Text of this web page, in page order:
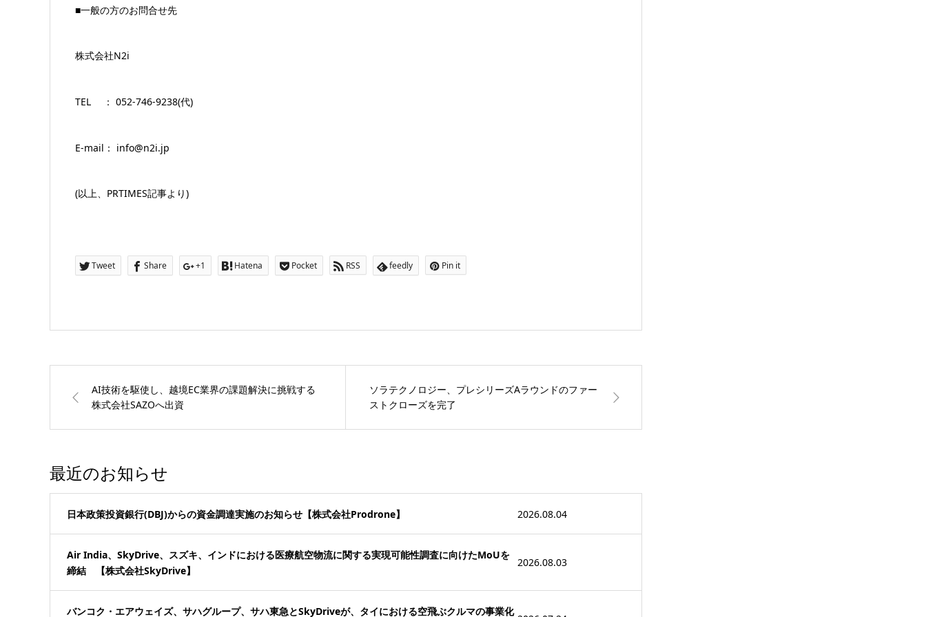
■一般の方のお問合せ先
株式会社N2i
TEL ： 052-746-9238(代)
E-mail： info@n2i.jp
(以上、PRTIMES記事より)
Tweet Share +1 Hatena Pocket RSS feedly Pin it
AI技術を駆使し、越境EC業界の課題解決に挑戦する
株式会社SAZOへ出資
ソラテクノロジー、プレシリーズAラウンドのファー
ストクローズを完了
最近のお知らせ
日本政策投資銀行(DBJ)からの資金調達実施のお知らせ【株式会社Prodrone】 2026.08.04
Air India、SkyDrive、スズキ、インドにおける医療航空物流に関する実現可能性調査に向けたMoUを
締結 【株式会社SkyDrive】
2026.08.03
バンコク・エアウェイズ、サハグループ、サハ東急とSkyDriveが、タイにおける空飛ぶクルマの事業化